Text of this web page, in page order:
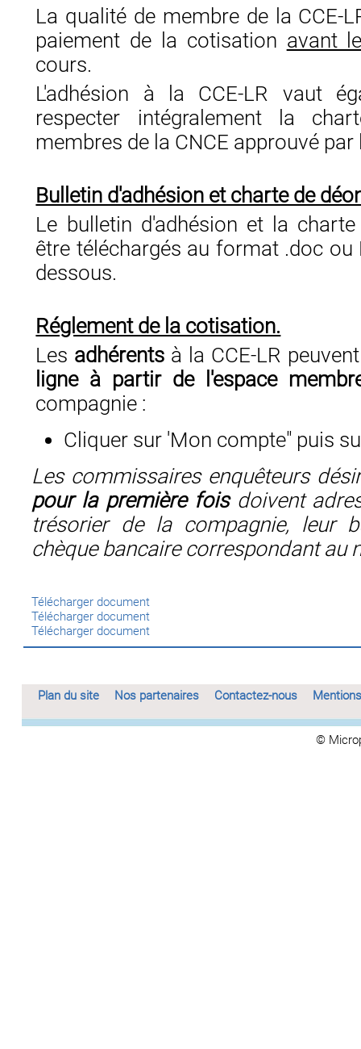
La qualité de membre de la CCE-
paiement de la cotisation avant
cours.
L'adhésion à la CCE-LR vaut
respecter intégralement la
membres de la CNCE approuvé par
Bulletin d'adhésion et charte de
Le bulletin d'adhésion et la
être téléchargés au format .doc ou
dessous.
Réglement de la cotisation.
Les adhérents à la CCE-LR
ligne à partir de l'espace
compagnie :
Cliquer sur 'Mon compte" puis
Les commissaires enquêteurs
pour la première foisdoivent
trésorier de la compagnie, leur
chèque bancaire correspondant au
Télécharger document
Télécharger document
Télécharger document
Plan du site Nos partenaires Contactez-nous
©